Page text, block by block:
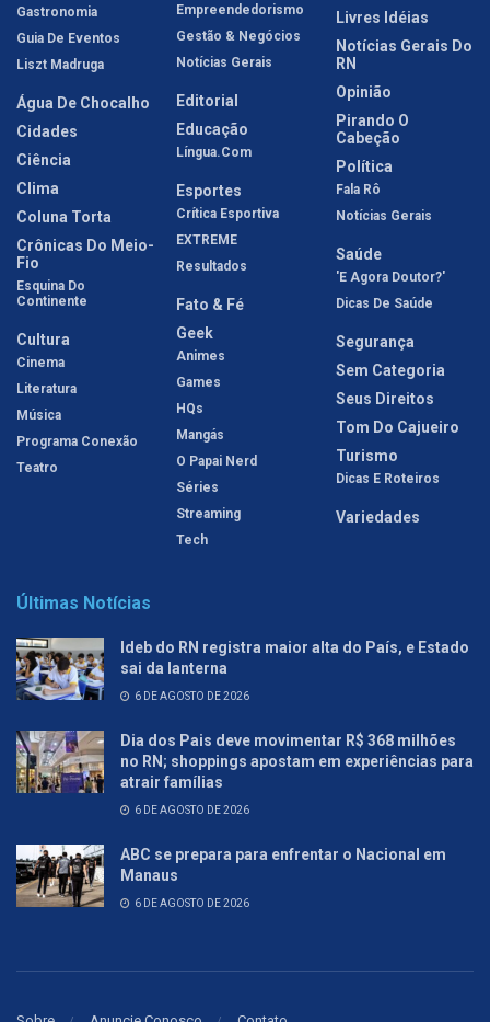
Gastronomia
Guia De Eventos
Liszt Madruga
Água De Chocalho
Cidades
Ciência
Clima
Coluna Torta
Crônicas Do Meio-
Fio
Esquina Do
Continente
Cultura
Cinema
Literatura
Música
Programa Conexão
Teatro
Empreendedorismo
Gestão & Negócios
Notícias Gerais
Editorial
Educação
Língua.com
Esportes
Crítica Esportiva
EXTREME
Resultados
Fato & Fé
Geek
Animes
Games
HQs
Mangás
O Papai Nerd
Séries
Streaming
Tech
Livres Idéias
Notícias Gerais Do
RN
Opinião
Pirando O
Cabeção
Política
Fala Rô
Notícias Gerais
Saúde
'E Agora Doutor?'
Dicas De Saúde
Segurança
Sem Categoria
Seus Direitos
Tom Do Cajueiro
Turismo
Dicas E Roteiros
Variedades
Últimas Notícias
Ideb do RN registra maior alta do País, e Estado
sai da lanterna
6 DE AGOSTO DE 2026
Dia dos Pais deve movimentar R$ 368 milhões
no RN; shoppings apostam em experiências para
atrair famílias
6 DE AGOSTO DE 2026
ABC se prepara para enfrentar o Nacional em
Manaus
6 DE AGOSTO DE 2026